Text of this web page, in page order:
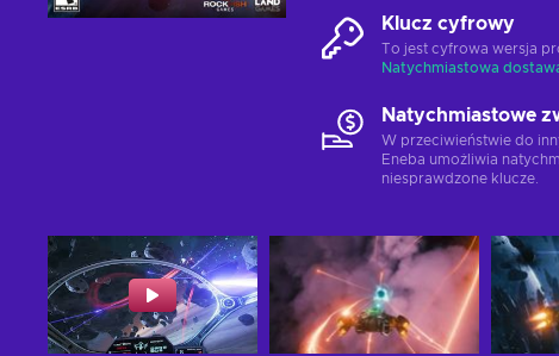
Klucz cyfrowy
To jest cyfrowa wersja
Natychmiastowa
Natychmiastowe
W przeciwieństwie do
Eneba umożliwia
niesprawdzone klucze.